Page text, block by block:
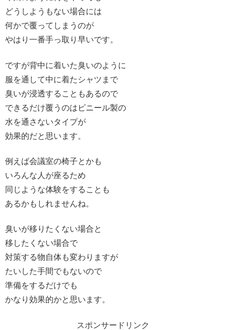
どうしようもない場合には
何かで覆ってしまうのが
やはり一番手っ取り早いです。
ですが背中に着いた臭いのように
服を通して中に着たシャツまで
臭いが浸透することもあるので
できるだけ覆うのはビニール製の
水を通さないタイプが
効果的だと思います。
例えば会議室の椅子とかも
いろんな人が座るため
同じような体験をすることも
あるかもしれませんね。
臭いが移りたくない場合と
移したくない場合で
対策する物自体も変わりますが
たいした手間でもないので
準備をするだけでも
かなり効果的かと思います。
スポンサードリンク